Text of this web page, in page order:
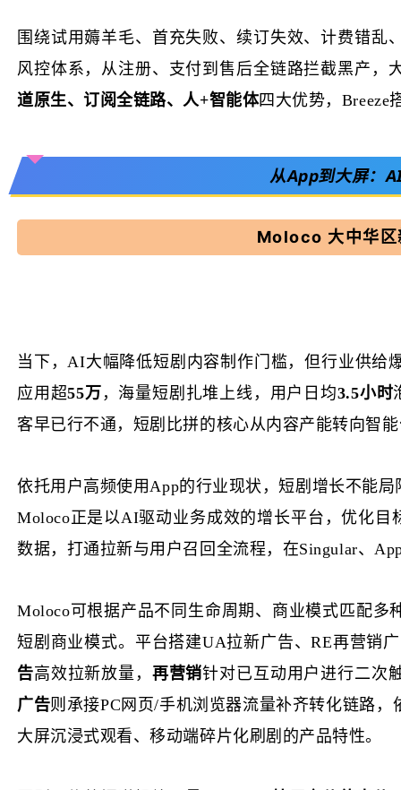
围绕试用薅羊毛、首充失败、续订失效、计费错乱
风控体系，从注册、支付到售后全链路拦截黑产，
道原生、订阅全链路、人+智能体四大优势， Breeze
从App到大屏：
Moloco 大中华
当下，AI大幅降低短剧内容制作门槛，但行业供给
应用超55万 ，海量短剧扎堆上线，用户日均3.5小时
客早已行不通，短剧比拼的核心从内容产能转向智
依托用户高频使用App的行业现状，短剧增长不能
Moloco正是以AI驱动业务成效的增长平台，优化目
数据，打通拉新与用户召回全流程，在Singular、
Moloco可根据产品不同生命周期、商业模式匹配
短剧商业模式。平台搭建UA拉新广告、RE再营销
告高效拉新放量， 再营销针对已互动用户进行二次
广告则 承接PC网页/手机浏览器流量补齐转化链路
大屏沉浸式观看、移动端碎片化刷剧的产品特性。